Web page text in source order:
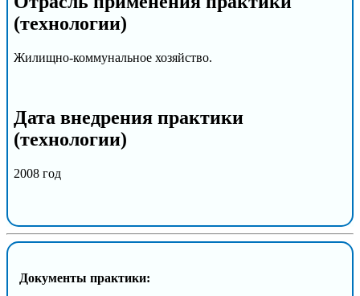
(технологии)
Жилищно-коммунальное хозяйство.
Дата внедрения практики
(технологии)
2008 год
Документы практики: